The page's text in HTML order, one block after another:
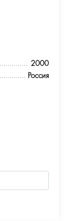
2000
Россия